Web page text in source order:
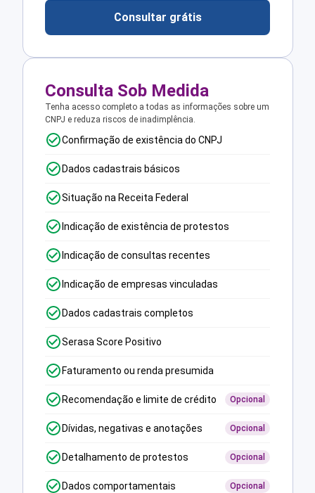
Consultar grátis
Consulta Sob Medida
Tenha acesso completo a todas as informações sobre um
CNPJ e reduza riscos de inadimplência.
Confirmação de existência do CNPJ
Dados cadastrais básicos
Situação na Receita Federal
Indicação de existência de protestos
Indicação de consultas recentes
Indicação de empresas vinculadas
Dados cadastrais completos
Serasa Score Positivo
Faturamento ou renda presumida
Recomendação e limite de crédito Opcional
Dívidas, negativas e anotações Opcional
Detalhamento de protestos Opcional
Dados comportamentais Opcional